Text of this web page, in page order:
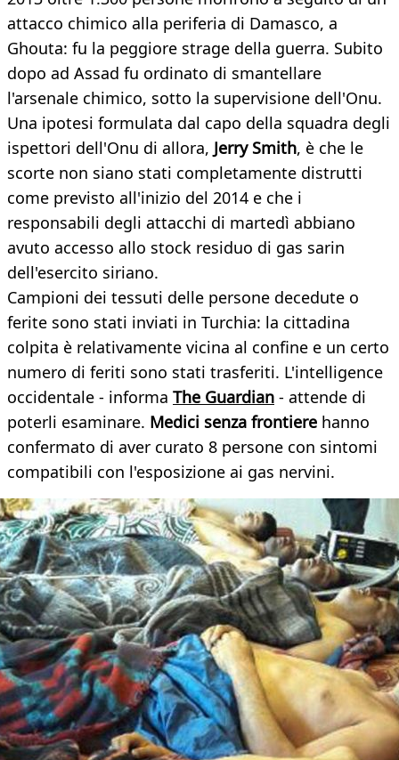
attacco chimico alla periferia di Damasco, a
Ghouta: fu la peggiore strage della guerra. Subito
dopo ad Assad fu ordinato di smantellare
l'arsenale chimico, sotto la supervisione dell'Onu.
Una ipotesi formulata dal capo della squadra degli
ispettori dell'Onu di allora, Jerry Smith, è che le
scorte non siano stati completamente distrutti
come previsto all'inizio del 2014 e che i
responsabili degli attacchi di martedì abbiano
avuto accesso allo stock residuo di gas sarin
dell'esercito siriano.
Campioni dei tessuti delle persone decedute o
ferite sono stati inviati in Turchia: la cittadina
colpita è relativamente vicina al confine e un certo
numero di feriti sono stati trasferiti. L'intelligence
occidentale - informa The Guardian - attende di
poterli esaminare. Medici senza frontiere hanno
confermato di aver curato 8 persone con sintomi
compatibili con l'esposizione ai gas nervini.